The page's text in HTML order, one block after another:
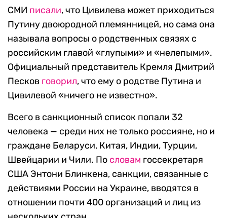
СМИ писали, что Цивилева может приходиться
Путину двоюродной племянницей, но сама она
называла вопросы о родственных связях с
российским главой «глупыми» и «нелепыми».
Официальный представитель Кремля Дмитрий
Песков говорил, что ему о родстве Путина и
Цивилевой «ничего не известно».
Всего в санкционный список попали 32
человека — среди них не только россияне, но и
граждане Беларуси, Китая, Индии, Турции,
Швейцарии и Чили. По словам госсекретаря
США Энтони Блинкена, санкции, связанные с
действиями России на Украине, вводятся в
отношении почти 400 организаций и лиц из